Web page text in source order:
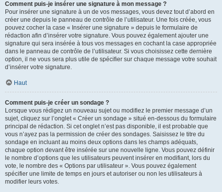
Comment puis-je insérer une signature à mon message ?
Pour insérer une signature à un de vos messages, vous devez tout d’abord en
créer une depuis le panneau de contrôle de l’utilisateur. Une fois créée, vous
pouvez cocher la case « Insérer une signature » depuis le formulaire de
rédaction afin d’insérer votre signature. Vous pouvez également ajouter une
signature qui sera insérée à tous vos messages en cochant la case appropriée
dans le panneau de contrôle de l’utilisateur. Si vous choisissez cette dernière
option, il ne vous sera plus utile de spécifier sur chaque message votre souhait
d’insérer votre signature.
Haut
Comment puis-je créer un sondage ?
Lorsque vous rédigez un nouveau sujet ou modifiez le premier message d’un
sujet, cliquez sur l’onglet « Créer un sondage » situé en-dessous du formulaire
principal de rédaction. Si cet onglet n’est pas disponible, il est probable que
vous n’ayez pas la permission de créer des sondages. Saisissez le titre du
sondage en incluant au moins deux options dans les champs adéquats,
chaque option devant être insérée sur une nouvelle ligne. Vous pouvez définir
le nombre d’options que les utilisateurs peuvent insérer en modifiant, lors du
vote, le nombre des « Options par utilisateur ». Vous pouvez également
spécifier une limite de temps en jours et autoriser ou non les utilisateurs à
modifier leurs votes.